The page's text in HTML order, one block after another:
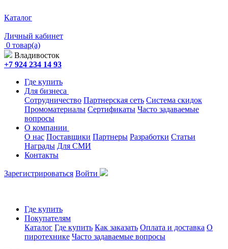
Каталог
Личный кабинет
0 товар(а)
Владивосток
+7 924 234 14 93
Где купить
Для бизнеса
Сотрудничество Партнерская сеть Система скидок
Промоматериалы Сертификаты Часто задаваемые
вопросы
О компании
О нас Поставщики Партнеры Разработки Статьи
Награды Для СМИ
Контакты
Зарегистрироваться Войти
Где купить
Покупателям
Каталог Где купить Как заказать Оплата и доставка О
пиротехнике Часто задаваемые вопросы